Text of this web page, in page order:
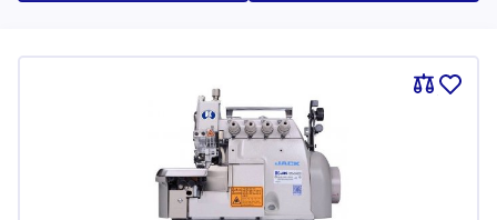
Порівняти
В